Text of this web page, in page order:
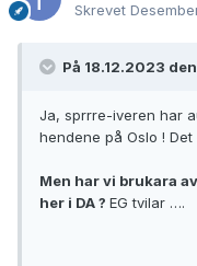
Skrevet
På 18.12.2023
Ja, sprrre-iveren har
hendene på Oslo !
Men har vi brukara
her i DA ? EG tvilar ….